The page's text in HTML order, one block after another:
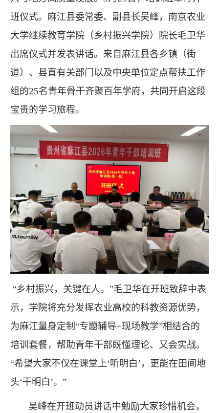
班仪式。麻江县委常委、副县长吴峰，南京农业
大学继续教育学院（乡村振兴学院）院长毛卫华
出席仪式并发表讲话。来自麻江县各乡镇（街
道）、县直有关部门以及中央单位定点帮扶工作
组的25名青年骨干齐聚百年学府，共同开启这段
宝贵的学习旅程。
“乡村振兴，关键在人。”毛卫华在开班致辞中表
示，学院将充分发挥农业高校的科教资源优势，
为麻江量身定制“专题辅导+现场教学”相结合的
培训套餐，帮助青年干部既懂理论、又会实战。
“希望大家不仅在课堂上‘听明白’，更能在田间地
头‘干明白’。”
吴峰在开班动员讲话中勉励大家珍惜机会，